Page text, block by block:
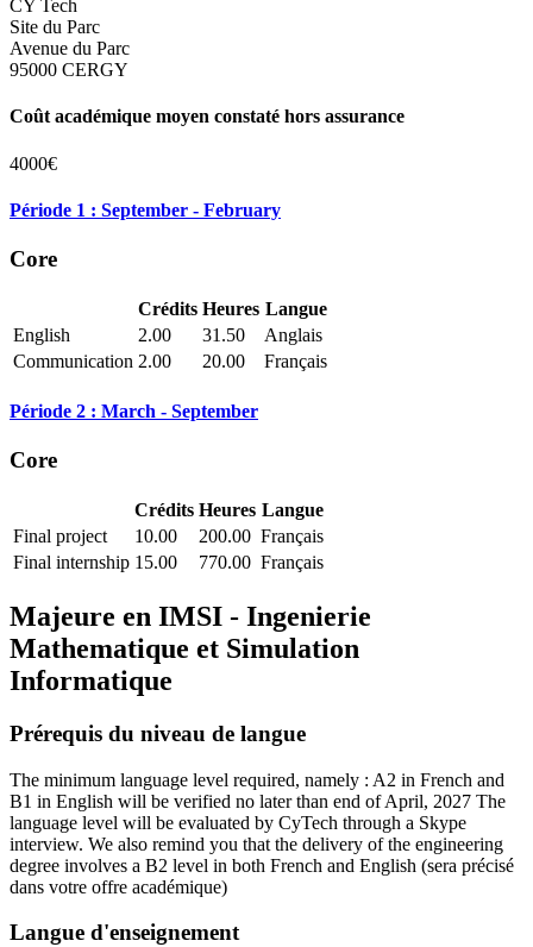
CY Tech
Site du Parc
Avenue du Parc
95000 CERGY
Coût académique moyen constaté hors assurance
4000€
Période 1 : September - February
Core
Crédits Heures Langue
English
2.00 31.50
Anglais
Communication 2.00 20.00 Français
Période 2 : March - September
Core
Crédits Heures Langue
Final project
10.00 200.00 Français
Final internship 15.00 770.00 Français
Majeure en IMSI - Ingenierie
Mathematique et Simulation
Informatique
Prérequis du niveau de langue
The minimum language level required, namely : A2 in French and
B1 in English will be verified no later than end of April, 2027 The
language level will be evaluated by CyTech through a Skype
interview. We also remind you that the delivery of the engineering
degree involves a B2 level in both French and English (sera précisé
dans votre offre académique)
Langue d'enseignement